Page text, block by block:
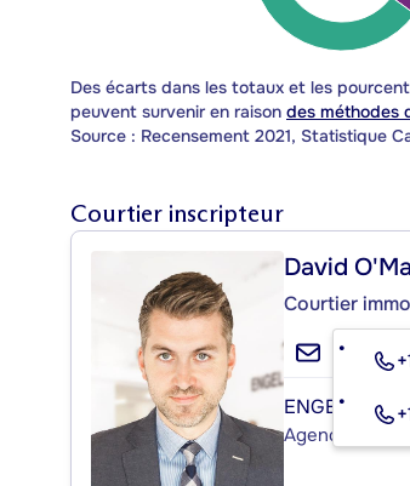
Des écarts dans les totaux et les
peuvent survenir en raison des méthodes
Source : Recensement 2021, Statistique
Courtier inscripteur
David
Courtier
ENGEL &
Agence